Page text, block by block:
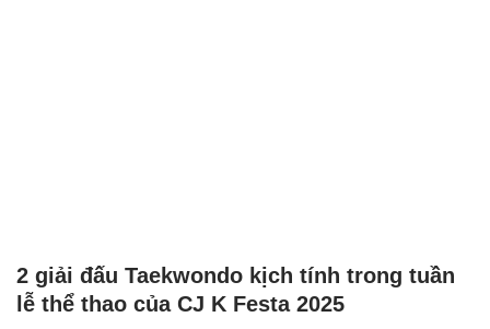
2 giải đấu Taekwondo kịch tính trong tuần
lễ thể thao của CJ K Festa 2025